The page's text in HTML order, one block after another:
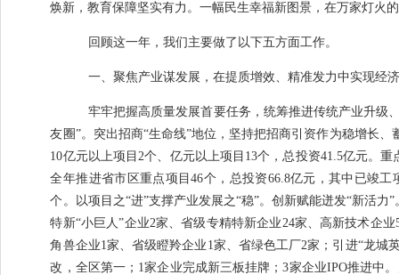
焕新，教育保障坚实有力。一幅民生幸福新图景，在万家灯火
回顾这一年，我们主要做了以下五方面工作。
一、聚焦产业谋发展，在提质增效、精准发力中实现经
牢牢把握高质量发展首要任务，统筹推进传统产业升级
友圈”。 突出招商“生命线”地位，坚持把招商引资作为稳增长、
10亿元以上项目2个、 亿元以上项目 13个，总投资41.5亿元。重
全年推进省市区重点项目46个，总投资66.8亿元，其中已竣工
个 。 以项目之“进”支撑产业发展之“稳”。 创新赋能迸发“新活力”
特新“小巨人”企业2家、省级专精特新企业24家、高新技术企业
角兽企业1家、省级瞪羚企业 1家、省绿色工厂2家； 引进“龙城
改， 全区第一； 1家企业完成新三板挂牌；3家企业IPO推进中。